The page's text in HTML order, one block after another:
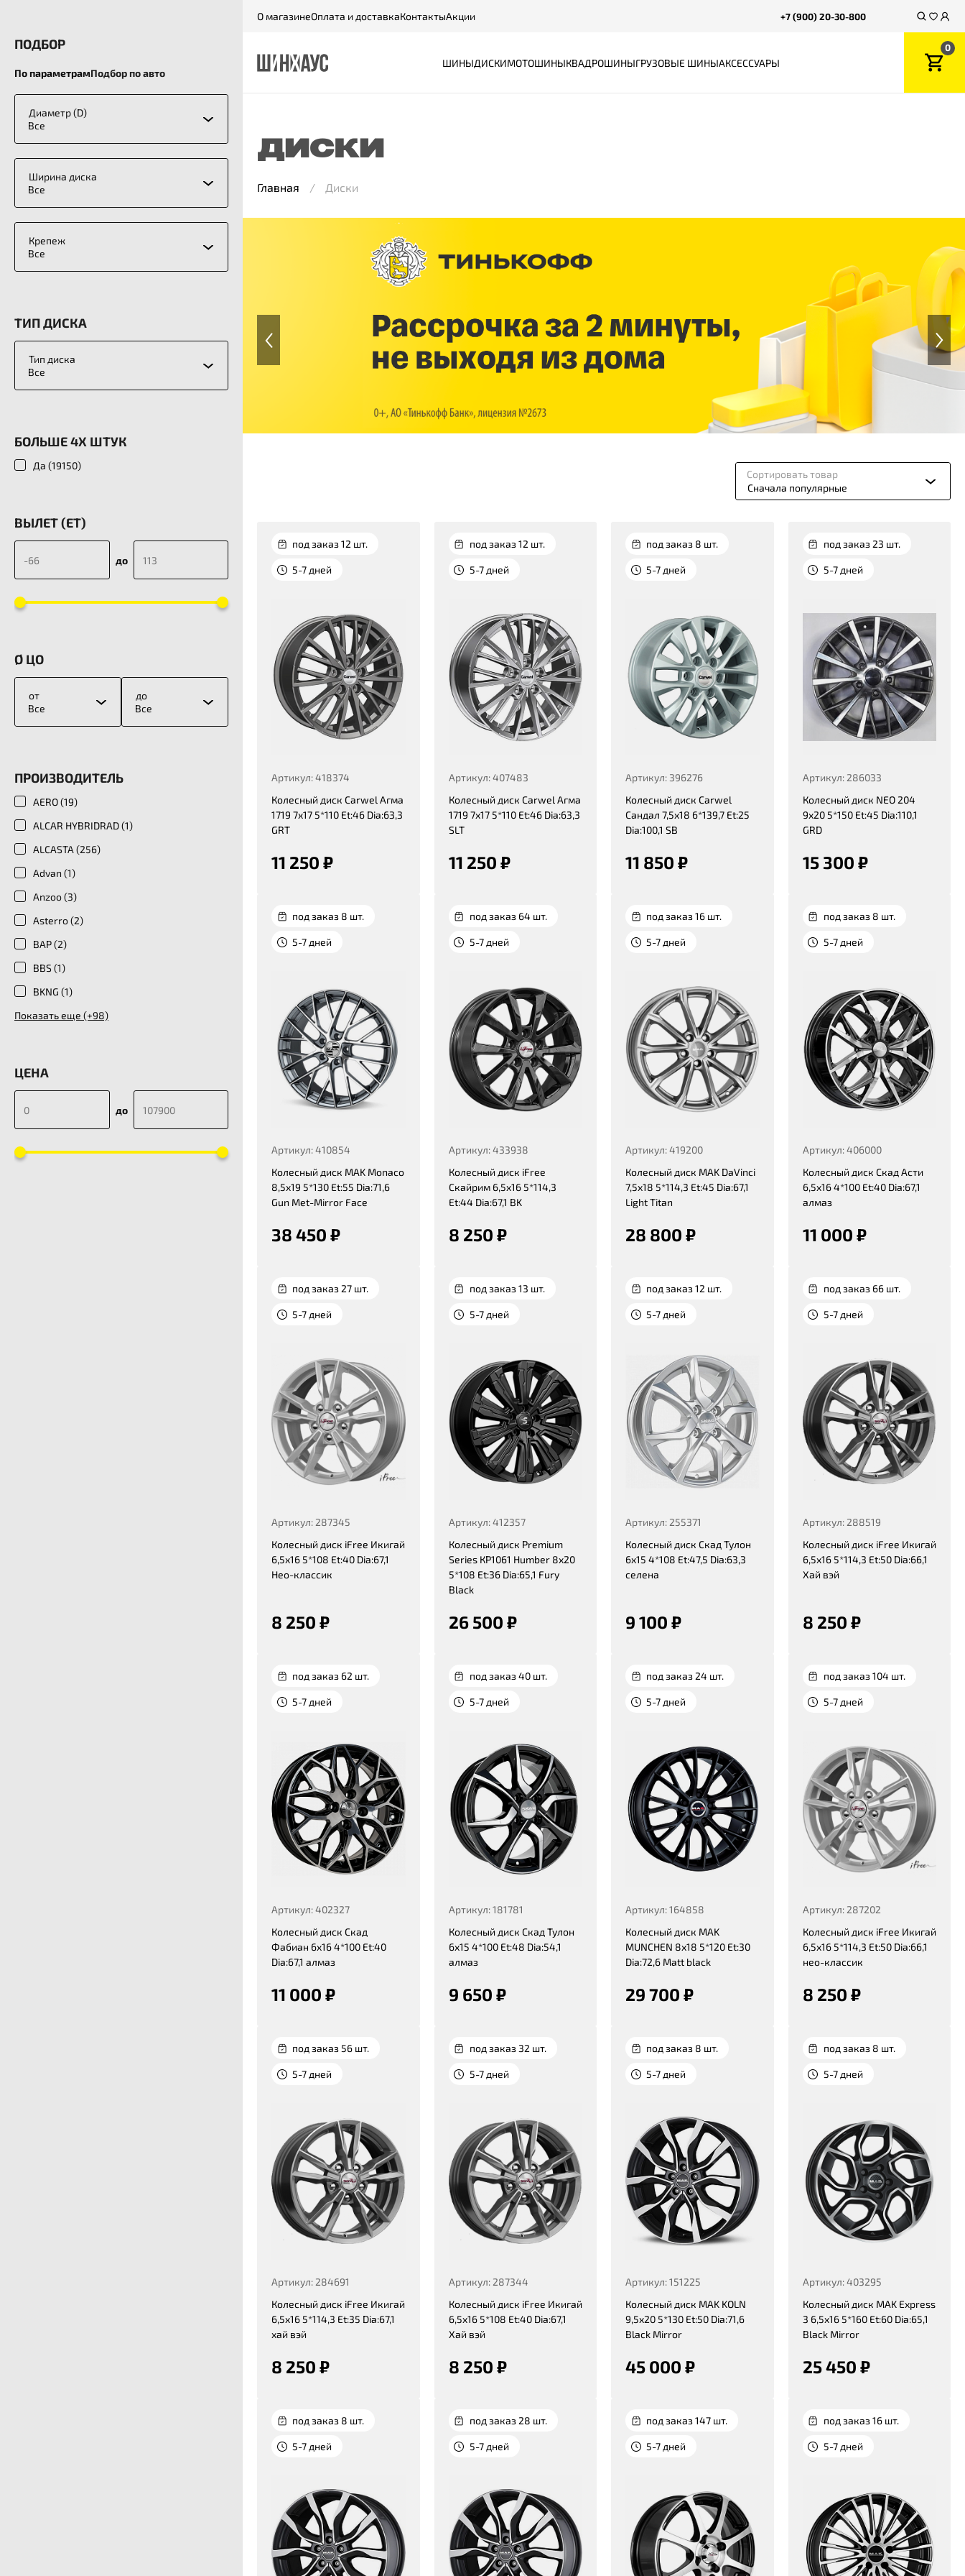
О магазинеОплата и доставкаКонтактыАкции +7 (900) 20-30-800
ШИНЫДИСКИМОТОШИНЫКВАДРОШИНЫГРУЗОВЫЕ ШИНЫАКСЕССУАРЫ
0
ДИСКИ
Главная Диски
ПОДБОР
По параметрамПодбор по авто
Все
Диаметр (D)
Все
Ширина диска
Все
Крепеж
ТИП ДИСКА
Все
Тип диска
БОЛЬШЕ 4Х ШТУК
Да (19150)
ВЫЛЕТ (ET)
до
Ø ЦО
Все
от
Все
до
ПРОИЗВОДИТЕЛЬ
AERO (19)
ALCAR HYBRIDRAD (1)
ALCASTA (256)
Advan (1)
Anzoo (3)
Asterro (2)
BAP (2)
BBS (1)
BKNG (1)
Показать еще (+98)
ЦЕНА
до
Сортировать товар
Сначала популярные
под заказ 12 шт.
5-7 дней
Артикул: 418374
Колесный диск Carwel Агма
1719 7x17 5*110 Et:46 Dia:63,3
GRT
11 250 ₽
под заказ 12 шт.
5-7 дней
Артикул: 407483
Колесный диск Carwel Агма
1719 7x17 5*110 Et:46 Dia:63,3
SLT
11 250 ₽
под заказ 8 шт.
5-7 дней
Артикул: 396276
Колесный диск Carwel
Сандал 7,5x18 6*139,7 Et:25
Dia:100,1 SB
11 850 ₽
под заказ 23 шт.
5-7 дней
Артикул: 286033
Колесный диск NEO 204
9x20 5*150 Et:45 Dia:110,1
GRD
15 300 ₽
под заказ 8 шт.
5-7 дней
Артикул: 410854
Колесный диск MAK Monaco
8,5x19 5*130 Et:55 Dia:71,6
Gun Met-Mirror Face
38 450 ₽
под заказ 64 шт.
5-7 дней
Артикул: 433938
Колесный диск iFree
Скайрим 6,5x16 5*114,3
Et:44 Dia:67,1 BK
8 250 ₽
под заказ 16 шт.
5-7 дней
Артикул: 419200
Колесный диск MAK DaVinci
7,5x18 5*114,3 Et:45 Dia:67,1
Light Titan
28 800 ₽
под заказ 8 шт.
5-7 дней
Артикул: 406000
Колесный диск Скад Асти
6,5x16 4*100 Et:40 Dia:67,1
алмаз
11 000 ₽
под заказ 27 шт.
5-7 дней
Артикул: 287345
Колесный диск iFree Икигай
6,5x16 5*108 Et:40 Dia:67,1
Нео-классик
8 250 ₽
под заказ 13 шт.
5-7 дней
Артикул: 412357
Колесный диск Premium
Series КР1061 Humber 8x20
5*108 Et:36 Dia:65,1 Fury
Black
26 500 ₽
под заказ 12 шт.
5-7 дней
Артикул: 255371
Колесный диск Скад Тулон
6x15 4*108 Et:47,5 Dia:63,3
селена
9 100 ₽
под заказ 66 шт.
5-7 дней
Артикул: 288519
Колесный диск iFree Икигай
6,5x16 5*114,3 Et:50 Dia:66,1
Хай вэй
8 250 ₽
под заказ 62 шт.
5-7 дней
Артикул: 402327
Колесный диск Скад
Фабиан 6x16 4*100 Et:40
Dia:67,1 алмаз
11 000 ₽
под заказ 40 шт.
5-7 дней
Артикул: 181781
Колесный диск Скад Тулон
6x15 4*100 Et:48 Dia:54,1
алмаз
9 650 ₽
под заказ 24 шт.
5-7 дней
Артикул: 164858
Колесный диск MAK
MUNCHEN 8x18 5*120 Et:30
Dia:72,6 Matt black
29 700 ₽
под заказ 104 шт.
5-7 дней
Артикул: 287202
Колесный диск iFree Икигай
6,5x16 5*114,3 Et:50 Dia:66,1
нео-классик
8 250 ₽
под заказ 56 шт.
5-7 дней
Артикул: 284691
Колесный диск iFree Икигай
6,5x16 5*114,3 Et:35 Dia:67,1
хай вэй
8 250 ₽
под заказ 32 шт.
5-7 дней
Артикул: 287344
Колесный диск iFree Икигай
6,5x16 5*108 Et:40 Dia:67,1
Хай вэй
8 250 ₽
под заказ 8 шт.
5-7 дней
Артикул: 151225
Колесный диск MAK KOLN
9,5x20 5*130 Et:50 Dia:71,6
Black Mirror
45 000 ₽
под заказ 8 шт.
5-7 дней
Артикул: 403295
Колесный диск MAK Express
3 6,5x16 5*160 Et:60 Dia:65,1
Black Mirror
25 450 ₽
под заказ 8 шт.
5-7 дней
под заказ 28 шт.
5-7 дней
под заказ 147 шт.
5-7 дней
под заказ 16 шт.
5-7 дней